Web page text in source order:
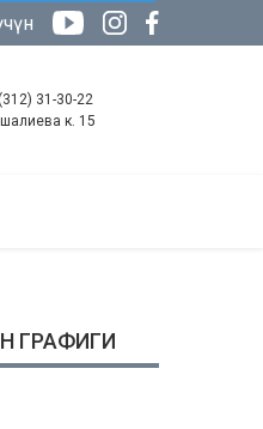
31-30-22
к. 15
ГРАФИГИ